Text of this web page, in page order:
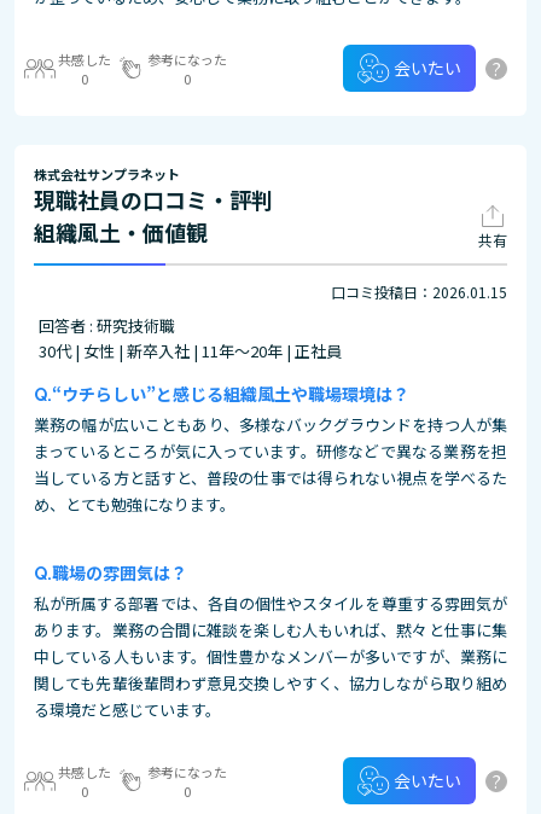
共感した
0
参考になった
0
会いたい ?
株式会社サンプラネット
現職社員の口コミ・評判
組織風土・価値観
共有
口コミ投稿日：2026.01.15
回答者 : 研究技術職
30代 | 女性 | 新卒入社 | 11年～20年 | 正社員
“ウチらしい”と感じる組織風土や職場環境は？
業務の幅が広いこともあり、多様なバックグラウンドを持つ人が集
まっているところが気に入っています。研修などで異なる業務を担
当している方と話すと、普段の仕事では得られない視点を学べるた
め、とても勉強になります。
職場の雰囲気は？
私が所属する部署では、各自の個性やスタイルを尊重する雰囲気が
あります。業務の合間に雑談を楽しむ人もいれば、黙々と仕事に集
中している人もいます。個性豊かなメンバーが多いですが、業務に
関しても先輩後輩問わず意見交換しやすく、協力しながら取り組め
る環境だと感じています。
共感した
0
参考になった
0
会いたい ?